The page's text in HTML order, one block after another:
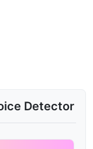
Detector